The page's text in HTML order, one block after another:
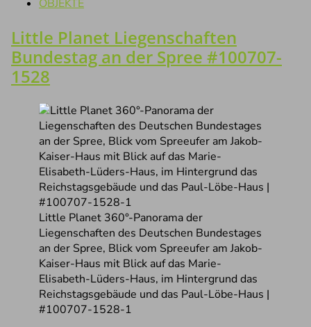
OBJEKTE
Little Planet Liegenschaften
Bundestag an der Spree #100707-
1528
Little Planet 360°-Panorama der
Liegenschaften des Deutschen Bundestages
an der Spree, Blick vom Spreeufer am Jakob-
Kaiser-Haus mit Blick auf das Marie-
Elisabeth-Lüders-Haus, im Hintergrund das
Reichstagsgebäude und das Paul-Löbe-Haus |
#100707-1528-1